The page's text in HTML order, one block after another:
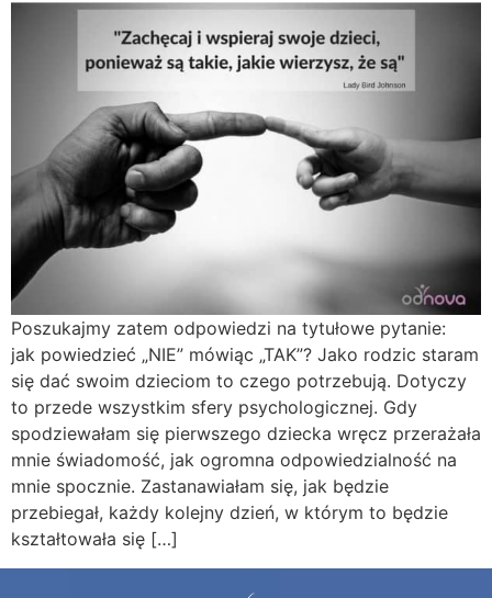
Poszukajmy zatem odpowiedzi na tytułowe pytanie:
jak powiedzieć „NIE” mówiąc „TAK”? Jako rodzic staram
się dać swoim dzieciom to czego potrzebują. Dotyczy
to przede wszystkim sfery psychologicznej. Gdy
spodziewałam się pierwszego dziecka wręcz przerażała
mnie świadomość, jak ogromna odpowiedzialność na
mnie spocznie. Zastanawiałam się, jak będzie
przebiegał, każdy kolejny dzień, w którym to będzie
kształtowała się […]